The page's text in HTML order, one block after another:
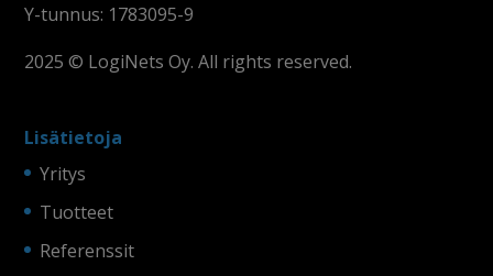
Y-tunnus: 1783095-9
2025 © LogiNets Oy. All rights reserved.
Lisätietoja
Yritys
Tuotteet
Referenssit